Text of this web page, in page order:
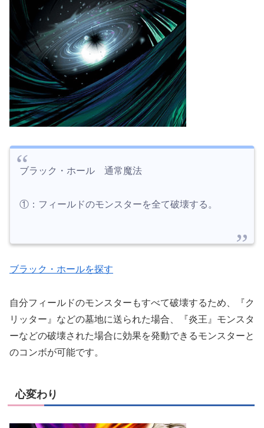
ブラック・ホール 通常魔法
①：フィールドのモンスターを全て破壊する。
ブラック・ホールを探す
自分フィールドのモンスターもすべて破壊するため、『ク
リッター』などの墓地に送られた場合、『炎王』モンスタ
ーなどの破壊された場合に効果を発動できるモンスターと
のコンボが可能です。
心変わり